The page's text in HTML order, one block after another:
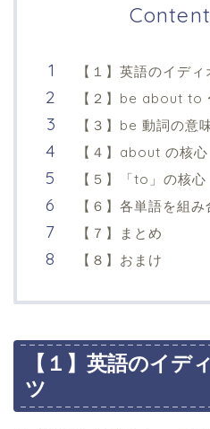
【１】英語のイデ
【２】be about to
【３】be 動詞の意
【４】about の核心
【５】「to」の核心
【６】各単語を組み
【７】まとめ
【８】おまけ
【１】英語のイデ
ツ